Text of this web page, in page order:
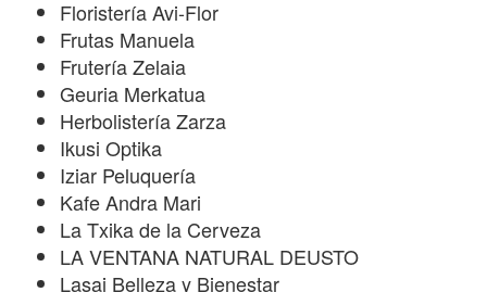
Floristería Avi-Flor
Frutas Manuela
Frutería Zelaia
Geuria Merkatua
Herbolistería Zarza
Ikusi Optika
Iziar Peluquería
Kafe Andra Mari
La Txika de la Cerveza
LA VENTANA NATURAL DEUSTO
Lasai Belleza y Bienestar